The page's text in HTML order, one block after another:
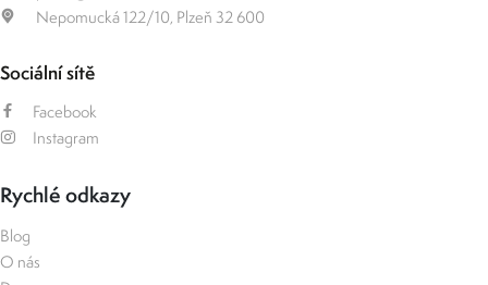
Nepomucká 122/10, Plzeň 32 600
Sociální sítě
Facebook
Instagram
Rychlé odkazy
Blog
O nás